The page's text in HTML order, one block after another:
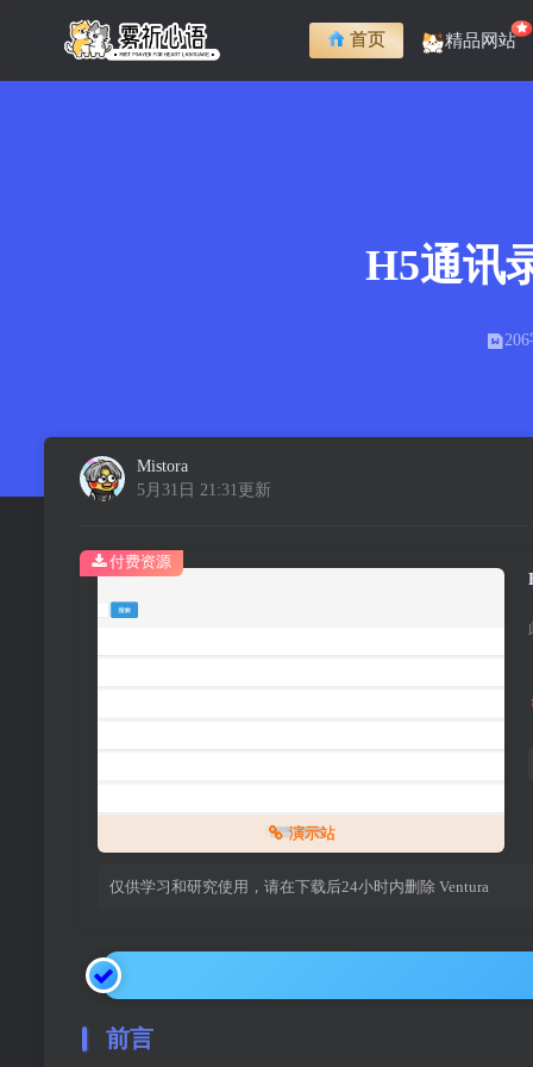
H5通讯
206
首页 精品网站
Mistora
5月31日 21:31更新
演示站
仅供学习和研究使用，请在下载后24小时内删除 Ventura
付费资源
前言